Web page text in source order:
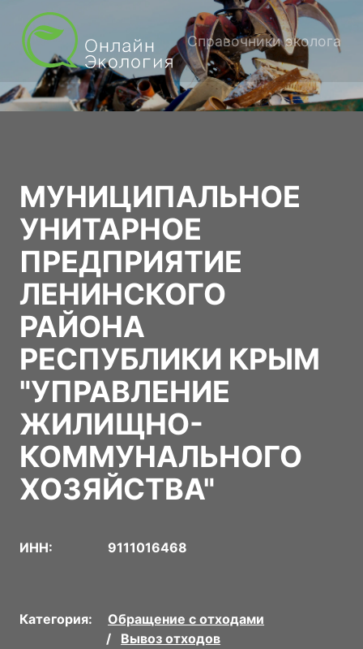
Справочники эколога
МУНИЦИПАЛЬНОЕ
УНИТАРНОЕ
ПРЕДПРИЯТИЕ
ЛЕНИНСКОГО
РАЙОНА
РЕСПУБЛИКИ КРЫМ
"УПРАВЛЕНИЕ
ЖИЛИЩНО-
КОММУНАЛЬНОГО
ХОЗЯЙСТВА"
ИНН: 9111016468
Категория:
Обращение с отходами
Вывоз отходов